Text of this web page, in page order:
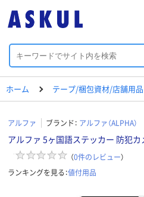
ホーム テープ/梱包資材/店舗用品
アルファ ブランド： アルファ（ALPHA）
アルファ 5ヶ国語ステッカー 防犯カ
（0件のレビュー）
ランキングを見る：値付用品